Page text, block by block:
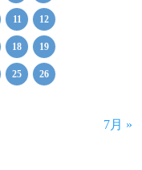
11 12
18 19
25 26
7月 »